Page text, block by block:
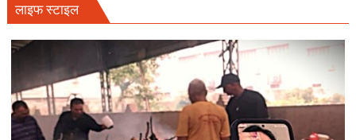
कांवड़
निकला
परिवार,
बहुओं
लाइफ स्टाइल